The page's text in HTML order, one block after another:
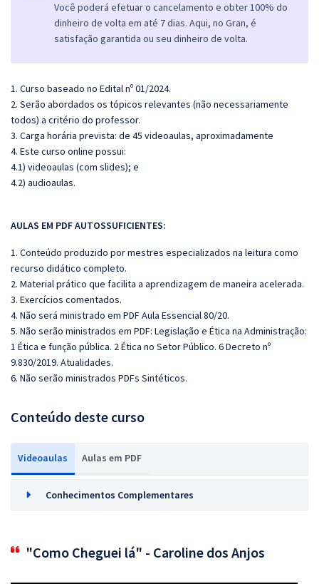
Você poderá efetuar o cancelamento e obter 100% do
dinheiro de volta em até 7 dias. Aqui, no Gran, é
satisfação garantida ou seu dinheiro de volta.
1. Curso baseado no Edital nº 01/2024.
2. Serão abordados os tópicos relevantes (não necessariamente
todos) a critério do professor.
3. Carga horária prevista: de 45 videoaulas, aproximadamente
4. Este curso online possui:
4.1) videoaulas (com slides); e
4.2) audioaulas.
AULAS EM PDF AUTOSSUFICIENTES:
1. Conteúdo produzido por mestres especializados na leitura como
recurso didático completo.
2. Material prático que facilita a aprendizagem de maneira acelerada.
3. Exercícios comentados.
4. Não será ministrado em PDF Aula Essencial 80/20.
5. Não serão ministrados em PDF: Legislação e Ética na Administração:
1 Ética e função pública. 2 Ética no Setor Público. 6 Decreto nº
9.830/2019. Atualidades.
6. Não serão ministrados PDFs Sintéticos.
Conteúdo deste curso
Videoaulas Aulas em PDF
Conhecimentos Complementares
"Como Cheguei lá" - Caroline dos Anjos